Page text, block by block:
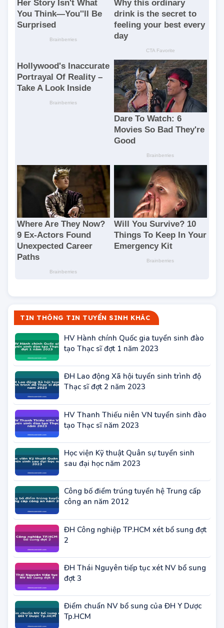
TIN THÔNG TIN TUYỂN SINH KHÁC
HV Hành chính Quốc gia tuyển sinh đào
tạo Thạc sĩ đợt 1 năm 2023
ĐH Lao động Xã hội tuyển sinh trình độ
Thạc sĩ đợt 2 năm 2023
HV Thanh Thiếu niên VN tuyển sinh đào
tạo Thạc sĩ năm 2023
Học viện Kỹ thuật Quân sự tuyển sinh
sau đại học năm 2023
Công bố điểm trúng tuyển hệ Trung cấp
công an năm 2012
ĐH Công nghiệp TP.HCM xét bổ sung đợt
2
ĐH Thái Nguyên tiếp tục xét NV bổ sung
đợt 3